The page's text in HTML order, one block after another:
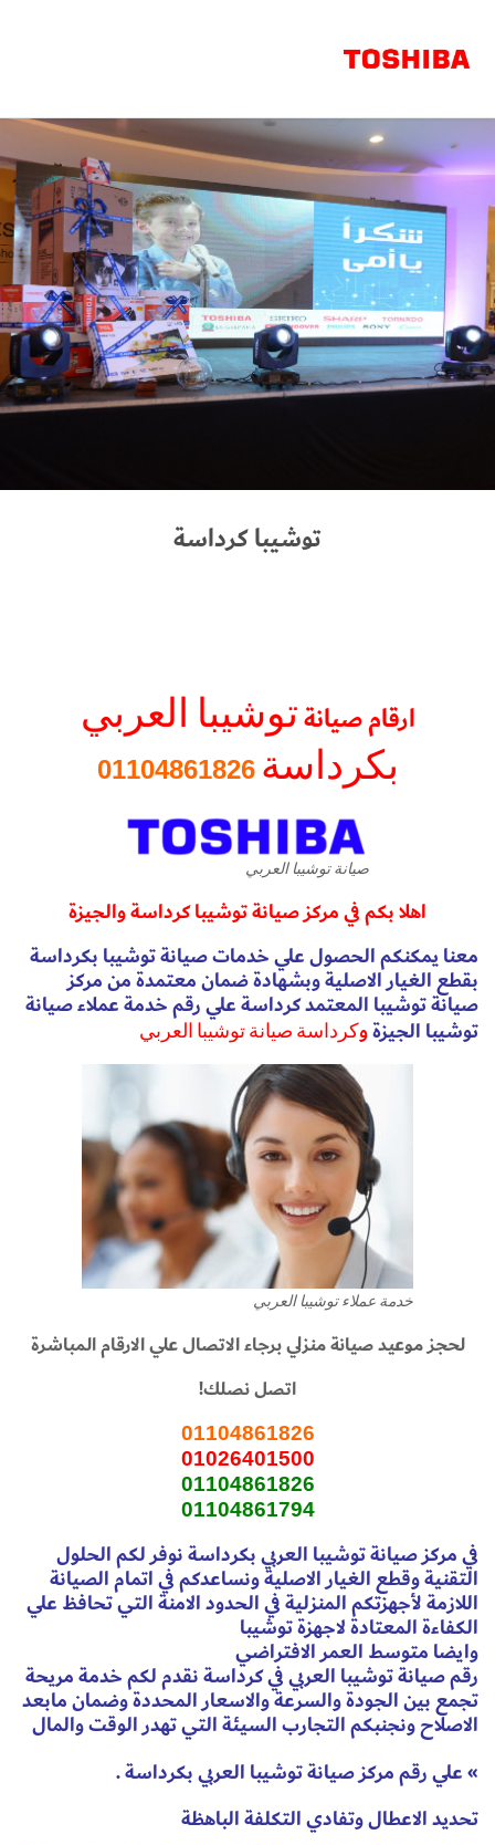
توشيبا كرداسة
ارقام صيانةتوشيبا العربي
بكرداسة 01104861826
صيانة توشيبا العربي
اهلا بكم في مركز صيانة توشيبا كرداسة والجيزة
معنا يمكنكم الحصول علي خدمات صيانة توشيبا بكرداسة
بقطع الغيار الاصلية وبشهادة ضمان معتمدة من مركز
صيانة توشيبا المعتمد كرداسة علي رقم خدمة عملاء صيانة
توشيبا الجيزةوكرداسة صيانة توشيبا العربي
خدمة عملاء توشيبا العربي
لحجز موعيد صيانة منزلي برجاء الاتصال علي الارقام المباشرة
اتصل نصلك!
01104861826
01026401500
01104861826
01104861794
في مركز صيانة توشيبا العربي بكرداسة نوفر لكم الحلول
التقنية وقطع الغيار الاصلية ونساعدكم في اتمام الصيانة
اللازمة لأجهزتكم المنزلية في الحدود الامنة التي تحافظ علي
الكفاءة المعتادة لاجهزة توشيبا
وايضا متوسط العمر الافتراضي
رقم صيانة توشيبا العربي في كرداسة نقدم لكم خدمة مريحة
تجمع بين الجودة والسرعة والاسعار المحددة وضمان مابعد
الاصلاح ونجنبكم التجارب السيئة التي تهدر الوقت والمال
» علي رقم مركز صيانة توشيبا العربي بكرداسة .
تحديد الاعطال وتفادي التكلفة الباهظة